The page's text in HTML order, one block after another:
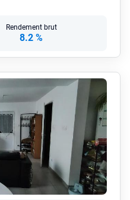
Rendement brut
8.2 %